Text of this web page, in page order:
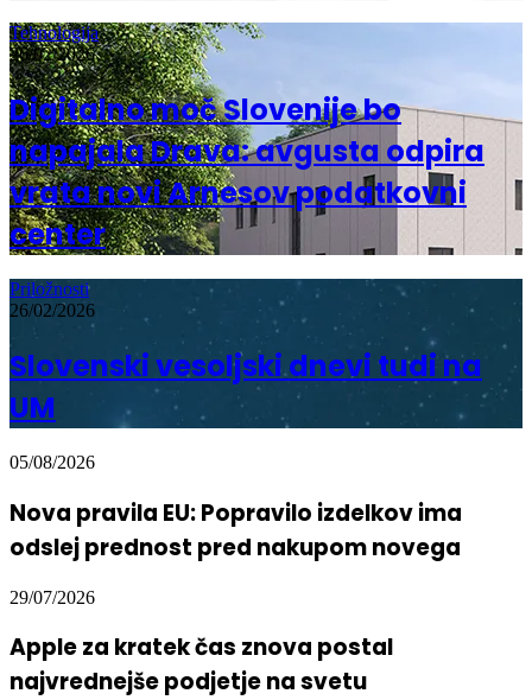
Tehnologija
26/02/2026
Digitalno moč Slovenije bo
napajala Drava: avgusta odpira
vrata novi Arnesov podatkovni
center
Priložnosti
26/02/2026
Slovenski vesoljski dnevi tudi na
UM
05/08/2026
Nova pravila EU: Popravilo izdelkov ima
odslej prednost pred nakupom novega
29/07/2026
Apple za kratek čas znova postal
najvrednejše podjetje na svetu